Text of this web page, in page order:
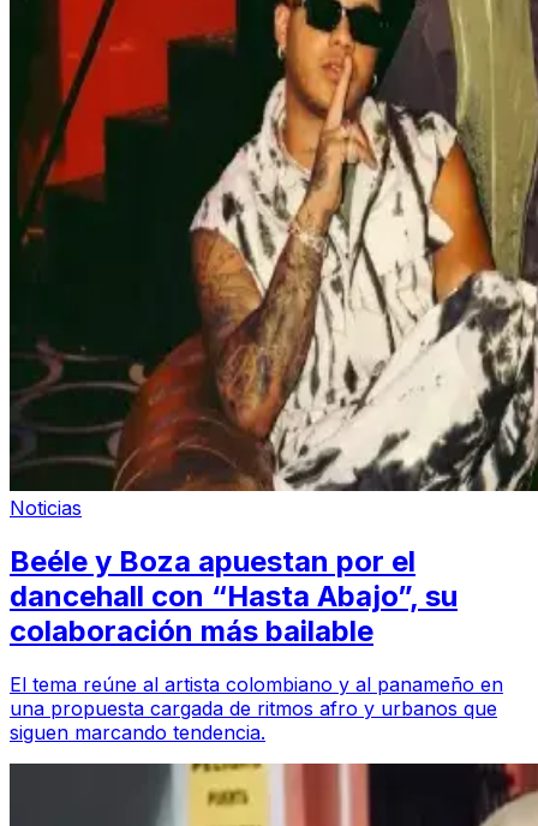
Noticias
Beéle y Boza apuestan por el
dancehall con “Hasta Abajo”, su
colaboración más bailable
El tema reúne al artista colombiano y al panameño en
una propuesta cargada de ritmos afro y urbanos que
siguen marcando tendencia.